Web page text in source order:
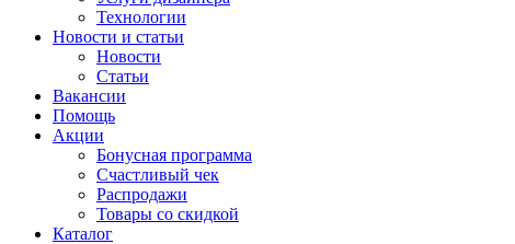
Технологии
Новости и статьи
Новости
Статьи
Вакансии
Помощь
Акции
Бонусная программа
Счастливый чек
Распродажи
Товары со скидкой
Каталог